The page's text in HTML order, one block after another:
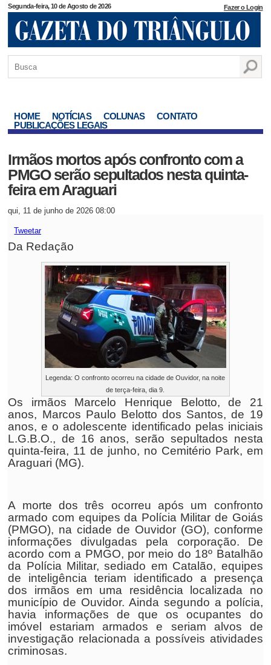
Segunda-feira, 10 de Agosto de 2026 Fazer o Login
HOME NOTÍCIAS COLUNAS
CONTATO
PUBLICAÇÕES LEGAIS
Irmãos mortos após confronto com a
PMGO serão sepultados nesta quinta-
feira em Araguari
qui, 11 de junho de 2026 08:00
Tweetar
Da Redação
Legenda: O confronto ocorreu na cidade de Ouvidor, na noite
de terça-feira, dia 9.
Os irmãos Marcelo Henrique Belotto, de 21
anos, Marcos Paulo Belotto dos Santos, de 19
anos, e o adolescente identificado pelas iniciais
L.G.B.O., de 16 anos, serão sepultados nesta
quinta-feira, 11 de junho, no Cemitério Park, em
Araguari (MG).
A morte dos três ocorreu após um confronto
armado com equipes da Polícia Militar de Goiás
(PMGO), na cidade de Ouvidor (GO), conforme
informações divulgadas pela corporação. De
acordo com a PMGO, por meio do 18º Batalhão
da Polícia Militar, sediado em Catalão, equipes
de inteligência teriam identificado a presença
dos irmãos em uma residência localizada no
município de Ouvidor. Ainda segundo a polícia,
havia informações de que os ocupantes do
imóvel estariam armados e seriam alvos de
investigação relacionada a possíveis atividades
criminosas.